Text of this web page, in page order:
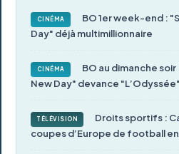
CINÉMA
BO 1er week-end :
Day" déjà multimillionnaire
CINÉMA
BO au dimanche
New Day" devance "L’Odyssée"
TÉLÉVISION
Droits sportifs :
coupes d’Europe de football